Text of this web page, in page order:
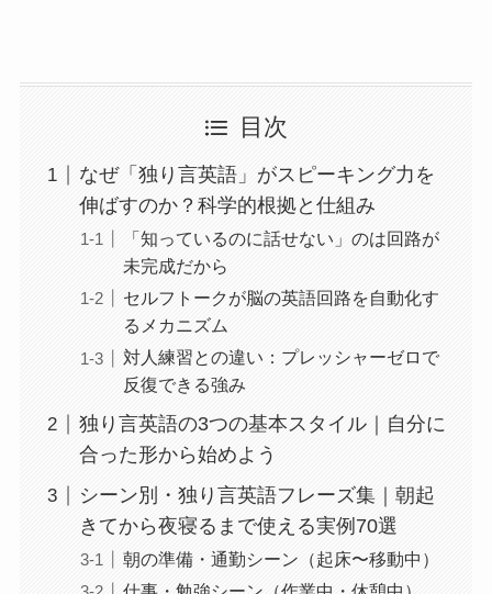
目次
なぜ「独り言英語」がスピーキング力を
伸ばすのか？科学的根拠と仕組み
「知っているのに話せない」のは回路が
未完成だから
セルフトークが脳の英語回路を自動化す
るメカニズム
対人練習との違い：プレッシャーゼロで
反復できる強み
独り言英語の3つの基本スタイル｜自分に
合った形から始めよう
シーン別・独り言英語フレーズ集｜朝起
きてから夜寝るまで使える実例70選
朝の準備・通勤シーン（起床〜移動中）